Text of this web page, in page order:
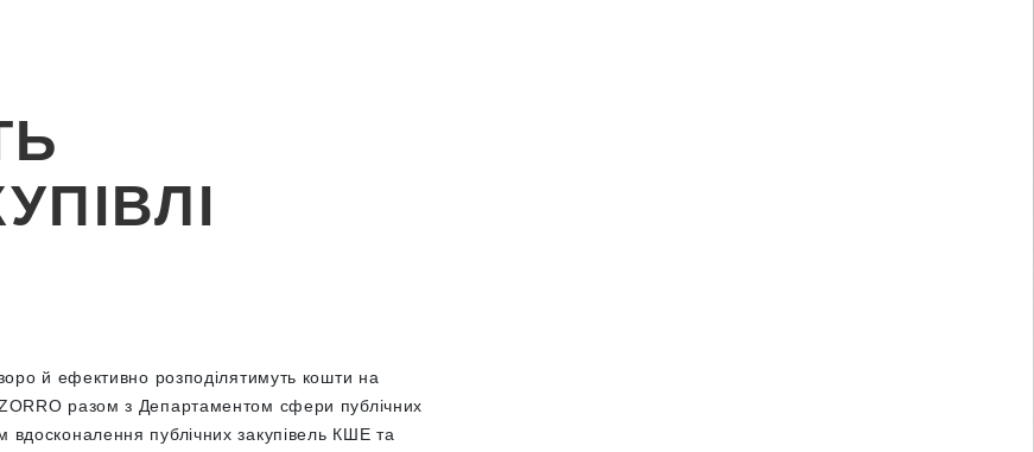
й ефективно розподілятимуть кошти на
разом з Департаментом сфери публічних
публічних закупівель КШЕ та